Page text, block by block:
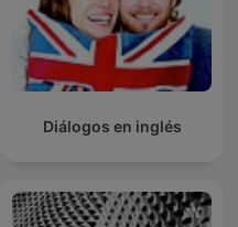
Diálogos en inglés